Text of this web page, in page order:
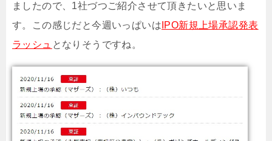
ましたので、1社づつご紹介させて頂きたいと思いま
す。この感じだと今週いっぱいは IPO新規上場承認発表
ラッシュ となりそうですね。